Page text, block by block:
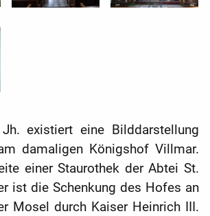
existiert eine Bilddarstellung
damaligen Königshof Villmar.
einer Staurothek der Abtei St.
ist die Schenkung des Hofes an
Mosel durch Kaiser Heinrich III.